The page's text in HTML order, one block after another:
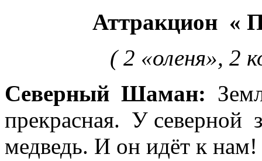
Аттракцион «
( 2 «оленя», 2
Северный Шаман:
прекрасная. У
медведь. И он идёт к нам!